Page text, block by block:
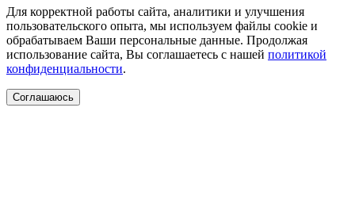
Для корректной работы сайта, аналитики и улучшения
пользовательского опыта, мы используем файлы cookie и
обрабатываем Ваши персональные данные. Продолжая
использование сайта, Вы соглашаетесь с нашей политикой
конфиденциальности.
Соглашаюсь